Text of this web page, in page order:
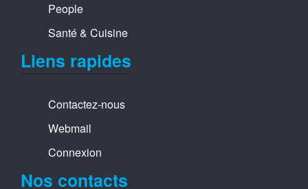
People
Santé & Cuisine
Liens rapides
Contactez-nous
Webmail
Connexion
Nos contacts